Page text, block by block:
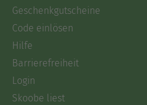
Geschenkgutscheine
Code einlösen
Hilfe
Barrierefreiheit
Login
Skoobe liest